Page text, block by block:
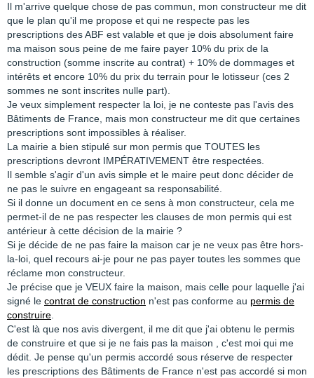
Il m'arrive quelque chose de pas commun, mon constructeur me dit
que le plan qu'il me propose et qui ne respecte pas les
prescriptions des ABF est valable et que je dois absolument faire
ma maison sous peine de me faire payer 10% du prix de la
construction (somme inscrite au contrat) + 10% de dommages et
intérêts et encore 10% du prix du terrain pour le lotisseur (ces 2
sommes ne sont inscrites nulle part).
Je veux simplement respecter la loi, je ne conteste pas l'avis des
Bâtiments de France, mais mon constructeur me dit que certaines
prescriptions sont impossibles à réaliser.
La mairie a bien stipulé sur mon permis que TOUTES les
prescriptions devront IMPÉRATIVEMENT être respectées.
Il semble s'agir d'un avis simple et le maire peut donc décider de
ne pas le suivre en engageant sa responsabilité.
Si il donne un document en ce sens à mon constructeur, cela me
permet-il de ne pas respecter les clauses de mon permis qui est
antérieur à cette décision de la mairie ?
Si je décide de ne pas faire la maison car je ne veux pas être hors-
la-loi, quel recours ai-je pour ne pas payer toutes les sommes que
réclame mon constructeur.
Je précise que je VEUX faire la maison, mais celle pour laquelle j'ai
signé le contrat de construction n'est pas conforme au permis de
construire
C'est là que nos avis divergent, il me dit que j'ai obtenu le permis
de construire et que si je ne fais pas la maison , c'est moi qui me
dédit. Je pense qu'un permis accordé sous réserve de respecter
les prescriptions des Bâtiments de France n'est pas accordé si mon